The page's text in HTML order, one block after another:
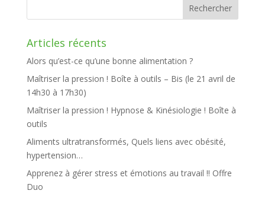
Articles récents
Alors qu’est-ce qu’une bonne alimentation ?
Maîtriser la pression ! Boîte à outils – Bis (le 21 avril de
14h30 à 17h30)
Maîtriser la pression ! Hypnose & Kinésiologie ! Boîte à
outils
Aliments ultratransformés, Quels liens avec obésité,
hypertension…
Apprenez à gérer stress et émotions au travail !! Offre
Duo